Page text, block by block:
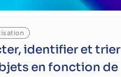
identifier et trier
en fonction de